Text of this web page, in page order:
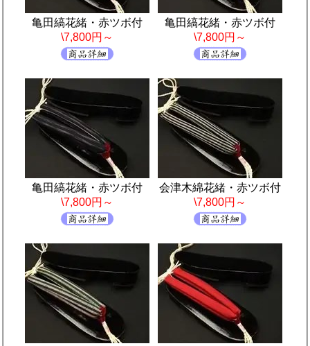
亀田縞花緒・赤ツボ付
\7,800円～
亀田縞花緒・赤ツボ付
\7,800円～
亀田縞花緒・赤ツボ付
\7,800円～
会津木綿花緒・赤ツボ付
\7,800円～